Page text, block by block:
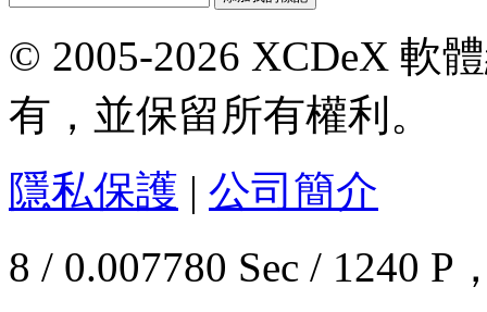
© 2005-2026 XCDeX 軟
有，並保留所有權利。
隱私保護 | 公司簡介
8 / 0.007780 Sec / 1240